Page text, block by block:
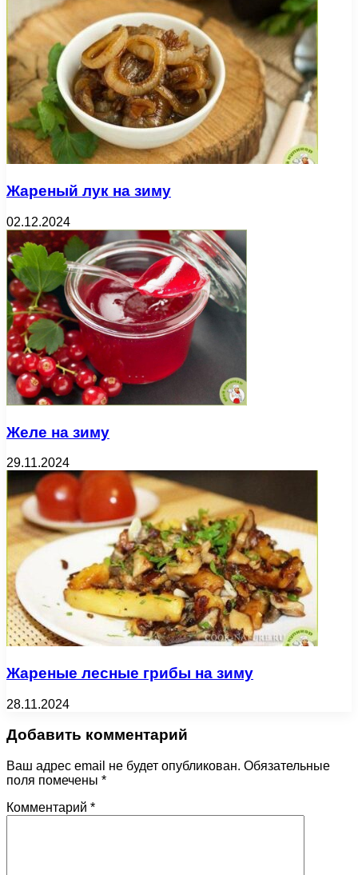
Жареный лук на зиму
02.12.2024
Желе на зиму
29.11.2024
Жареные лесные грибы на зиму
28.11.2024
Добавить комментарий
Ваш адрес email не будет опубликован. Обязательные
поля помечены *
Комментарий *